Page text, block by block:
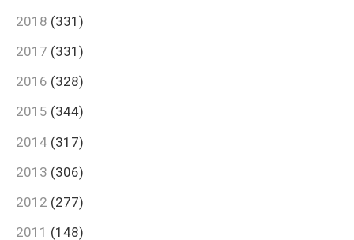
2018 (331)
2017 (331)
2016 (328)
2015 (344)
2014 (317)
2013 (306)
2012 (277)
2011 (148)